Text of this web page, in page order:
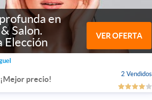
en
Salon.
Elección
VER OFERTA
2 Vendidos
¡Mejor precio!